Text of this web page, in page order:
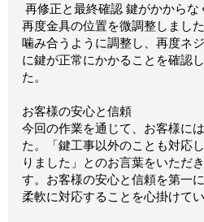
再修正と最終確認 鍵がかからな
再度金具の位置を微調整しまし
噛み合うように調整し、再度ネ
に鍵が正常にかかることを確認
た。
お客様の安心と信頼
今回の作業を通じて、お客様に
た。「鍵工事以外のことも対応
りました」とのお言葉をいただ
す。お客様の安心と信頼を第一
柔軟に対応することを心掛けてい